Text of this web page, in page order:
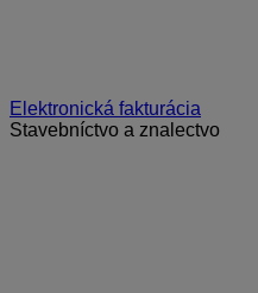
Elektronická fakturácia
Stavebníctvo a znalectvo